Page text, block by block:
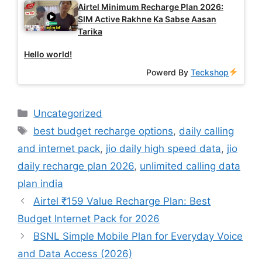
Airtel Minimum Recharge Plan 2026:
SIM Active Rakhne Ka Sabse Aasan
Tarika
Hello world!
Powerd ByTeckshop
Categories
Uncategorized
Tags
best budget recharge options, daily calling
and internet pack, jio daily high speed data, jio
daily recharge plan 2026, unlimited calling data
plan india
Airtel ₹159 Value Recharge Plan: Best
Budget Internet Pack for 2026
BSNL Simple Mobile Plan for Everyday Voice
and Data Access (2026)